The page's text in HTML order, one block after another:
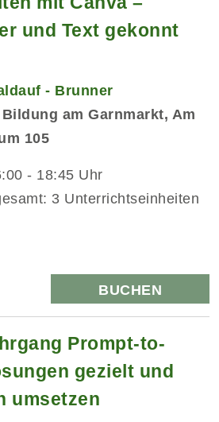
und Text gekonnt
- Brunner
am Garnmarkt, Am
105
- 18:45 Uhr
3 Unterrichtseinheiten
BUCHEN
Prompt-to-
gezielt und
umsetzen